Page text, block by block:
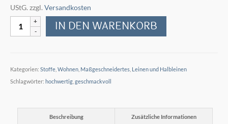
UStG. zzgl. Versandkosten
Leinenstoff
Hoffmann
IN DEN WARENKORB
Kategorien: Stoffe Wohnen Maßgeschneidertes Leinen und Halbleinen
Schlagwörter: hochwertig geschmackvoll
Beschreibung Zusätzliche Informationen